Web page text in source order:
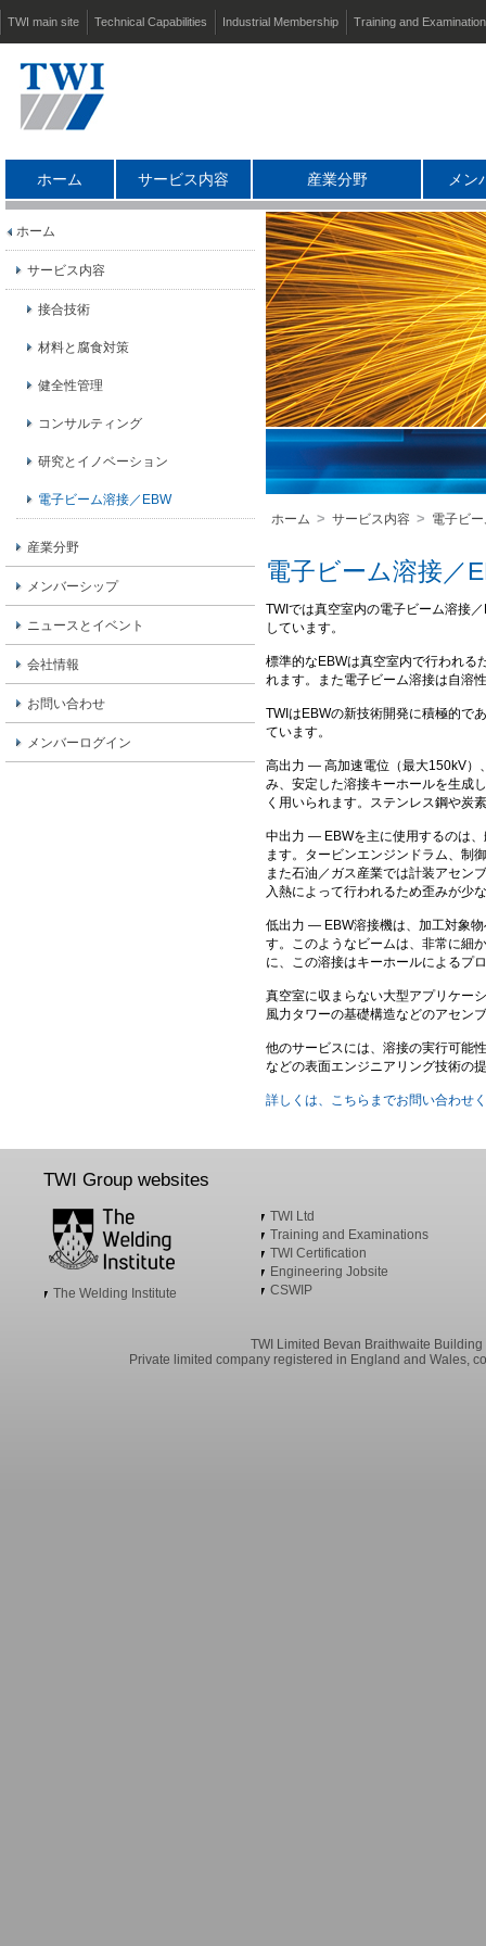
TWI main site Technical Capabilities Industrial Membership Training and
ホーム サービス内容 産業分野 メン
ホーム
サービス内容
接合技術
材料と腐食対策
健全性管理
コンサルティング
研究とイノベーション
電子ビーム溶接／EBW
産業分野
メンバーシップ
ニュースとイベント
会社情報
お問い合わせ
メンバーログイン
ホーム > サービス内容 > 電子ビ
電子ビーム溶接／
TWIでは真空室内の電子ビーム溶接
しています。
標準的なEBWは真空室内で行われる
れます。また電子ビーム溶接は自溶
TWIはEBWの新技術開発に積極的で
ています。
高出力 ― 高加速電位（最大150kV）
み、安定した溶接キーホールを生成
く用いられます。ステンレス鋼や炭
中出力 ― EBWを主に使用するのは
ます。タービンエンジンドラム、制
また石油／ガス産業では計装アセン
入熱によって行われるため歪みが少
低出力 ― EBW溶接機は、加工対象
す。このようなビームは、非常に細
に、この溶接はキーホールによるプ
真空室に収まらない大型アプリケー
風力タワーの基礎構造などのアセン
他のサービスには、溶接の実行可能
などの表面エンジニアリング技術の
詳しくは、こちらまでお問い合わせ
TWI Group websites
The Welding Institute
TWI Ltd
Training and Examinations
TWI Certification
Engineering Jobsite
CSWIP
TWI Limited Bevan Braithwaite
Private limited company registered in England and Wales,